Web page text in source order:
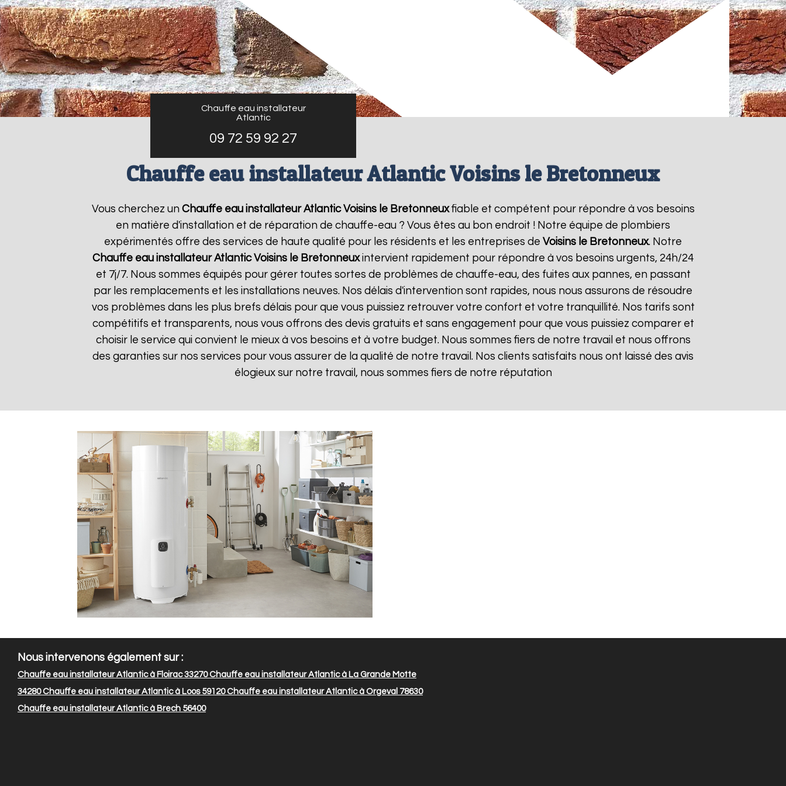
Chauffe eau installateur
Atlantic
09 72 59 92 27
Chauffe eau installateur Atlantic Voisins le Bretonneux
Vous cherchez un Chauffe eau installateur Atlantic Voisins le Bretonneuxfiable et compétent pour répondre à vos besoins
en matière d'installation et de réparation de chauffe-eau ? Vous êtes au bon endroit ! Notre équipe de plombiers
expérimentés offre des services de haute qualité pour les résidents et les entreprises de Voisins le Bretonneux. Notre
Chauffe eau installateur Atlantic Voisins le Bretonneuxintervient rapidement pour répondre à vos besoins urgents, 24h/24
et 7j/7. Nous sommes équipés pour gérer toutes sortes de problèmes de chauffe-eau, des fuites aux pannes, en passant
par les remplacements et les installations neuves. Nos délais d'intervention sont rapides, nous nous assurons de résoudre
vos problèmes dans les plus brefs délais pour que vous puissiez retrouver votre confort et votre tranquillité. Nos tarifs sont
compétitifs et transparents, nous vous offrons des devis gratuits et sans engagement pour que vous puissiez comparer et
choisir le service qui convient le mieux à vos besoins et à votre budget. Nous sommes fiers de notre travail et nous offrons
des garanties sur nos services pour vous assurer de la qualité de notre travail. Nos clients satisfaits nous ont laissé des avis
élogieux sur notre travail, nous sommes fiers de notre réputation
Nous intervenons également sur :
Chauffe eau installateur Atlantic à Floirac 33270Chauffe eau installateur Atlantic à La Grande Motte
34280Chauffe eau installateur Atlantic à Loos 59120Chauffe eau installateur Atlantic à Orgeval 78630
Chauffe eau installateur Atlantic à Brech 56400